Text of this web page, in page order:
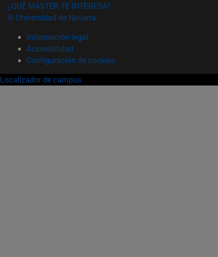
¿QUÉ MÁSTER TE INTERESA?
© Universidad de Navarra
Información legal
Accesibilidad
Configuración de cookies
Localizador de campus